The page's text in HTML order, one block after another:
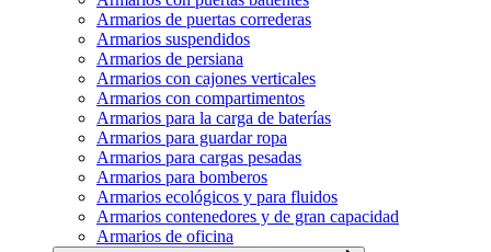
Armarios de puertas correderas
Armarios suspendidos
Armarios de persiana
Armarios con cajones verticales
Armarios con compartimentos
Armarios para la carga de baterías
Armarios para guardar ropa
Armarios para cargas pesadas
Armarios para bomberos
Armarios ecológicos y para fluidos
Armarios contenedores y de gran capacidad
Armarios de oficina